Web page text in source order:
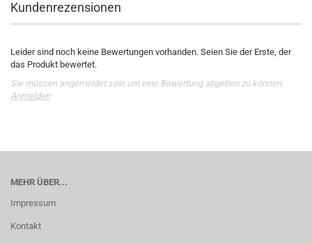
Kundenrezensionen
Leider sind noch keine Bewertungen vorhanden. Seien Sie der Erste, der
das Produkt bewertet.
Sie müssen angemeldet sein um eine Bewertung abgeben zu können.
Anmelden
MEHR ÜBER...
Impressum
Kontakt